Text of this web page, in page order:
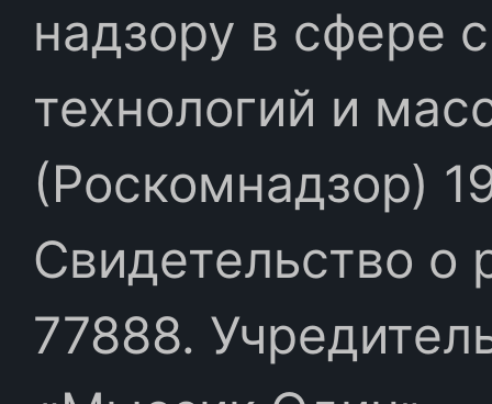
надзору в сфере
технологий и
(Роскомнадзор)
Свидетельство
77888.